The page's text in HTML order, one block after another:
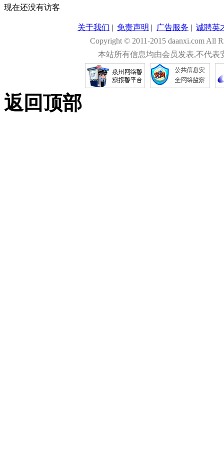
现在还没有访客
关于我们 | 免责声明 | 广告服务 | 诚聘英
Copyright © 2011-2015 daanxi.com All
本站所有信息均由会员发表,不代
返回顶部